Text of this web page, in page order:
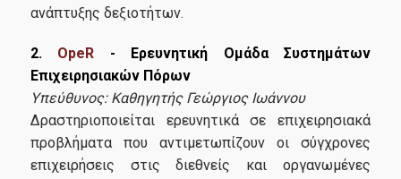
Λίστες Κατάταξης και Πιστοποιήσεις
Αξιολόγηση Εκπαιδευτικού Έργου
ΜΟ.ΔΙ.Π
Νέα
ανάπτυξης δεξιοτήτων.
2. OpeR - Ερευνητική Ομάδα Συστημάτων
Επιχειρησιακών Πόρων
Υπεύθυνος: Καθηγητής Γεώργιος Ιωάννου
Δραστηριοποιείται ερευνητικά σε επιχειρησιακά
προβλήματα που αντιμετω­πίζουν οι σύγχρονες
επιχειρήσεις στις διεθνείς και οργανωμένες